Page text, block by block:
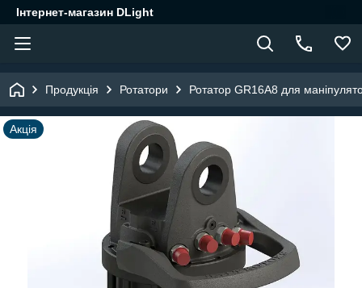
Інтернет-магазин DLight
Продукція Ротатори Ротатор GR16A8 для
Акція